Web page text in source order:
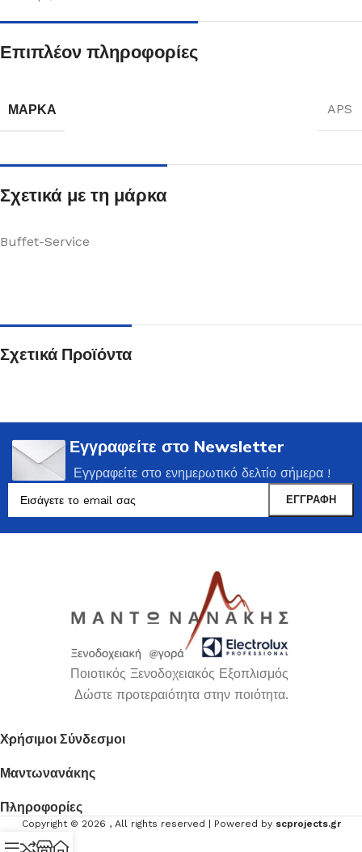
Επιπλέον πληροφορίες
ΜΆΡΚΑ APS
Σχετικά με τη μάρκα
Buffet-Service
Σχετικά Προϊόντα
Εγγραφείτε στο Newsletter
Εγγραφείτε στο ενημερωτικό δελτίο σήμερα !
Ποιοτικός Ξενοδοχειακός Εξοπλισμός
Δώστε προτεραιότητα στην ποιότητα.
Χρήσιμοι Σύνδεσμοι
Μαντωνανάκης
Πληροφορίες
Copyright © 2026 , All rights reserved | Powered by scprojects.gr